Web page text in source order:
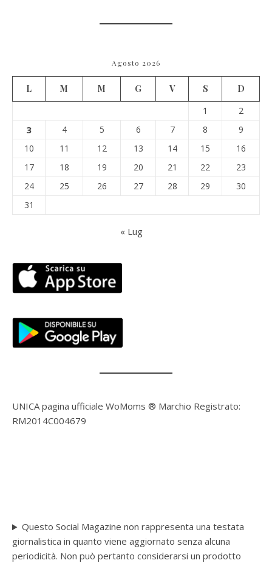
Agosto 2026
L M M G V S
D
1
2
3 4 5 6 7 8
9
10
11 12 13 14 15
16
17
18 19 20 21 22
23
24
25 26 27 28 29
30
31
« Lug
UNICA pagina ufficiale WoMoms ® Marchio Registrato:
RM2014C004679
Questo Social Magazine non rappresenta una testata
giornalistica in quanto viene aggiornato senza alcuna
periodicità. Non può pertanto considerarsi un prodotto